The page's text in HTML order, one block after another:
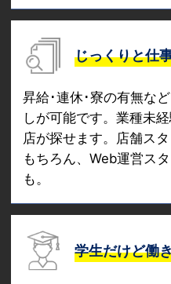
じっくりと仕
昇給･連休･寮の有無な
しが可能です。業種未
店が探せます。店舗ス
もちろん、Web運営ス
も。
学生だけど働